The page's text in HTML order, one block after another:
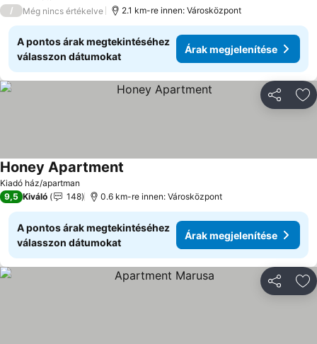
/
Még nincs értékelve 2.1 km-re innen: Városközpont
A pontos árak megtekintéséhez
válasszon dátumokat
Árak megjelenítése
Kiadó ház/apartman
Honey Apartment
9,5 Kiváló 148 0.6 km-re innen: Városközpont
A pontos árak megtekintéséhez
válasszon dátumokat
Árak megjelenítése